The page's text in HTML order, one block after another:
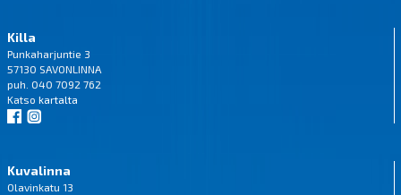
Killa
Punkaharjuntie 3
57130 SAVONLINNA
puh. 040 7092 762
Katso kartalta
Kuvalinna
Olavinkatu 13